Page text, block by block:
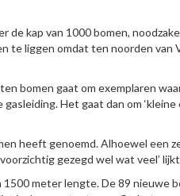
kap van 1000 bomen,
te liggen omdat ten noorden
bomen gaat om exemplaren
Het gaat dan om
heeft genoemd. Alhoewel een
gezegd wel wat veel’
meter lengte. De 89 nieuwe